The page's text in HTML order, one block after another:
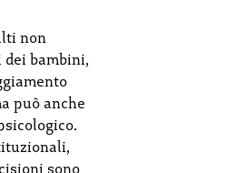
non
bambini,
può anche
sono